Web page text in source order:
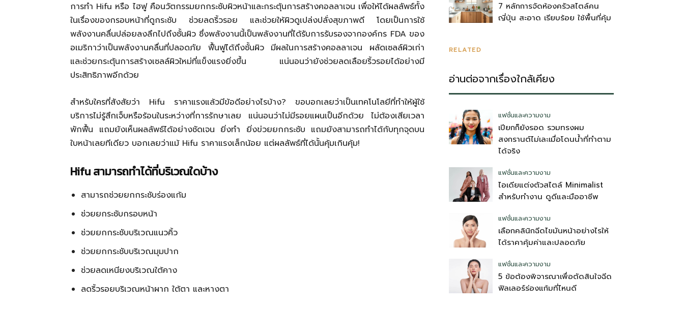
การทำ Hifu หรือ ไฮฟู คือนวัตกรรมยกกระชับผิวหน้าและกระตุ้นการสร้างคอลลาเจน เพื่อให้ได้ผลลัพธ์ทั้ง
ในเรื่องของกรอบหน้าที่ดูกระชับ ช่วยลดริ้วรอย และช่วยให้ผิวดูเปล่งปลั่งสุขภาพดี โดยเป็นการใช้
พลังงานคลื่นปล่อยลงลึกไปถึงชั้นผิว ซึ่งพลังงานนี้เป็นพลังงานที่ได้รับการรับรองจากองค์กร FDA ของ
อเมริกาว่าเป็นพลังงานคลื่นที่ปลอดภัย ฟื้นฟูได้ถึงชั้นผิว มีผลในการสร้างคอลลาเจน ผลัดเซลล์ผิวเก่า
และช่วยกระตุ้นการสร้างเซลล์ผิวใหม่ที่แข็งแรงยิ่งขึ้น แน่นอนว่ายังช่วยลดเลือยริ้วรอยได้อย่างมี
ประสิทธิภาพอีกด้วย
สำหรับใครที่สังสัยว่า Hifu ราคาแรงแล้วมีข้อดีอย่างไรบ้าง? ขอบอกเลยว่าเป็นเทคโนโลยีที่ทำให้ผู้ใช้
บริการไม่รู้สึกเจ็บหรือร้อนในระหว่างที่การรักษาเลย แน่นอนว่าไม่มีรอยแผนเป็นอีกด้วย ไม่ต้องเสียเวลา
พักฟื้น แถมยังเห็นผลลัพธ์ได้อย่างชัดเจน ยิ่งทำ ยิ่งข่วยยกกระชับ แถมยังสามารถทำได้กับทุกจุดบน
ใบหน้าเลยทีเดียว บอกเลยว่าแม้ Hifu ราคาแรงเล็กน้อย แต่ผลลัพธ์ที่ได้นั้นคุ้มเกินคุ้ม!
Hifu สามารถทำได้ที่บริเวณใดบ้าง
สามารถช่วยยกกระชับร่องแก้ม
ช่วยยกระชับกรอบหน้า
ช่วยยกกระชับบริเวณแนวคิ้ว
ช่วยยกกระชับบริเวณมุมปาก
ช่วยลดเหนียงบริเวณใต้คาง
ลดริ้วรอยบริเวณหน้าผาก ใต้ตา และหางตา
7 หลักการจัดห้องครัวสไตล์คน
ญี่ปุ่น สะอาด เรียบร้อย ใช้พื้นที่คุ้ม
RELATED
อ่านต่อจากเรื่องใกล้เคียง
แฟชั่นและความงาม
เปียกก็ยังรอด รวมทรงผม
สงกรานต์ไม่เละเมื่อโดนน้ำที่ทำตาม
ได้จริง
แฟชั่นและความงาม
ไอเดียแต่งตัวสไตล์ Minimalist
สำหรับทำงาน ดูดีและมืออาชีพ
แฟชั่นและความงาม
เลือกคลินิกฉีดไขมันหน้าอย่างไรให้
ได้ราคาคุ้มค่าและปลอดภัย
แฟชั่นและความงาม
5 ข้อต้องพิจารณาเพื่อตัดสินใจฉีด
ฟิลเลอร์ร่องแก้มที่ไหนดี